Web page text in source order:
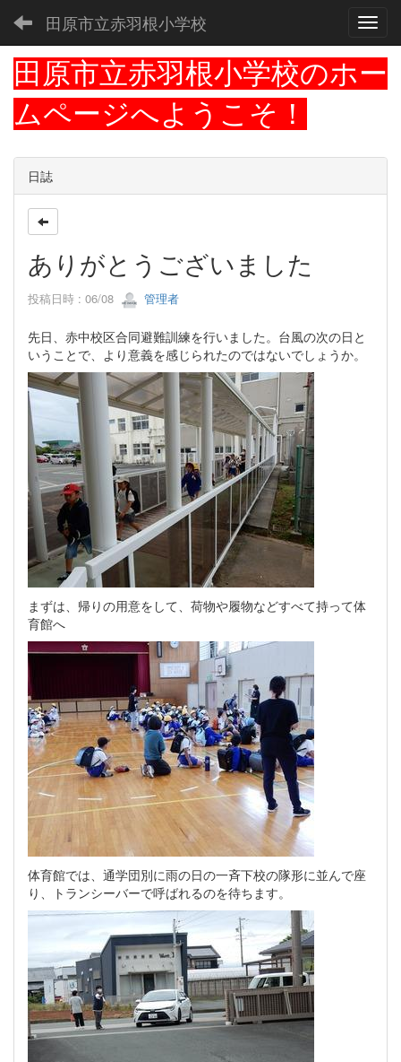
田原市立赤羽根小学校
田原市立赤羽根小学校のホー
ムページへようこそ！
日誌
ありがとうございました
投稿日時 : 06/08 管理者
先日、赤中校区合同避難訓練を行いました。台風の次の日と
いうことで、より意義を感じられたのではないでしょうか。
まずは、帰りの用意をして、荷物や履物などすべて持って体
育館へ
体育館では、通学団別に雨の日の一斉下校の隊形に並んで座
り、トランシーバーで呼ばれるのを待ちます。